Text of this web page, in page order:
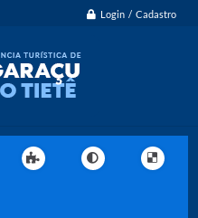
Login / Cadastro